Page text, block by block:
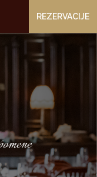
REZERVACIJE